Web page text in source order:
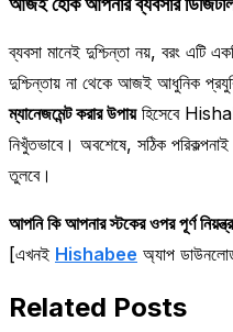
ব্যবসা মানেই দুশ্চিন্তা নয়, বরং এটি
দুশ্চিন্তায় না থেকে আজই আধুনিক
ম্যানেজমেন্ট করার উপায়হিসেবে
নিখুঁতভাবে। অবশেষে, সঠিক
তুলবে।
আপনি কি আপনার স্টকের ওপর পূর্ণ
[এখনই Hishabee অ্যাপ
Related Posts